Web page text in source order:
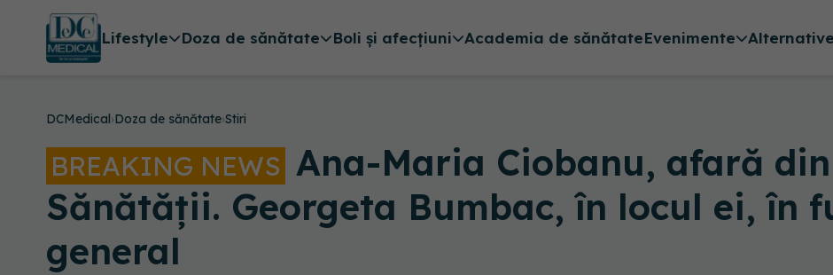
Lifestyle Doza de sănătate Boli și afecțiuni Academia de sănătateEvenimente
DCMedical›Doza de sănătate›Stiri
BREAKING NEWS Ana-Maria Ciobanu, afară
Sănătății. Georgeta Bumbac, în locul ei, în
general